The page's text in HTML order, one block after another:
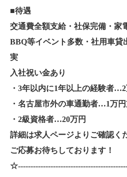
■待遇
交通費全額支給・社保完備・家
BBQ等イベント多数・社用車貸
実
入社祝い金あり
・3年以内に1年以上の経験者
・名古屋市外の車通勤者…1万
・2級資格者…20万円
詳細は求人ページよりご確認く
ご応募お待ちしております！